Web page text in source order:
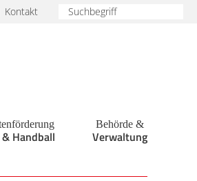
Kontakt
Handball
Behörde &
Verwaltung